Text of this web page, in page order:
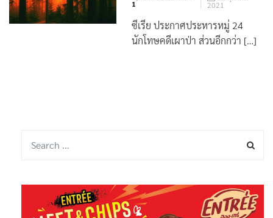
Byกองบรรณาธิการ
1
22 ตุลาคม
2021